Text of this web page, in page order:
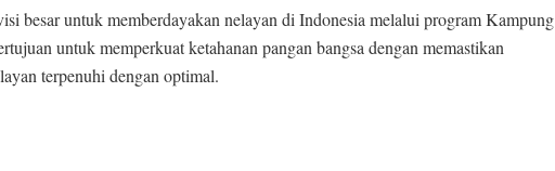
besar untuk memberdayakan nelayan di Indonesia melalui program Kampung
untuk memperkuat ketahanan pangan bangsa dengan memastikan
terpenuhi dengan optimal.